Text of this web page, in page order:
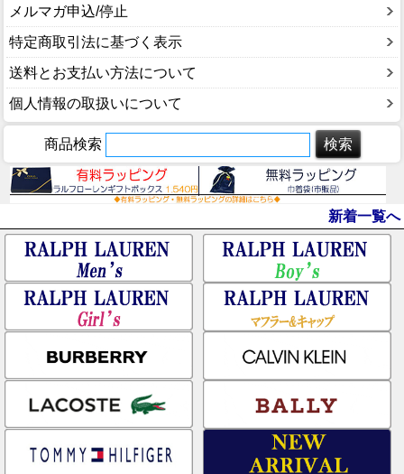
メルマガ申込/停止
特定商取引法に基づく表示
送料とお支払い方法について
個人情報の取扱いについて
商品検索
新着一覧へ